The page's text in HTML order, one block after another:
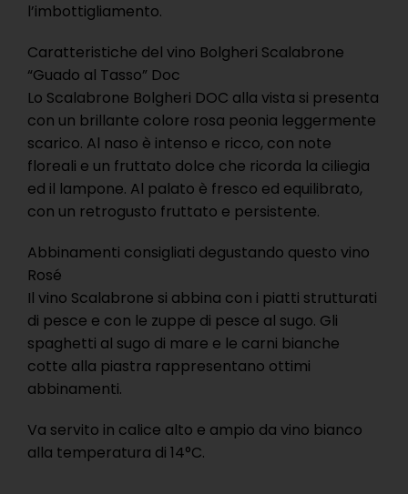
l’imbottigliamento.
Caratteristiche del vino Bolgheri Scalabrone
“Guado al Tasso” Doc
Lo Scalabrone Bolgheri DOC alla vista si presenta
con un brillante colore rosa peonia leggermente
scarico. Al naso è intenso e ricco, con note
floreali e un fruttato dolce che ricorda la ciliegia
ed il lampone. Al palato è fresco ed equilibrato,
con un retrogusto fruttato e persistente.
Abbinamenti consigliati degustando questo vino
Rosé
Il vino Scalabrone si abbina con i piatti strutturati
di pesce e con le zuppe di pesce al sugo. Gli
spaghetti al sugo di mare e le carni bianche
cotte alla piastra rappresentano ottimi
abbinamenti.
Va servito in calice alto e ampio da vino bianco
alla temperatura di 14°C.